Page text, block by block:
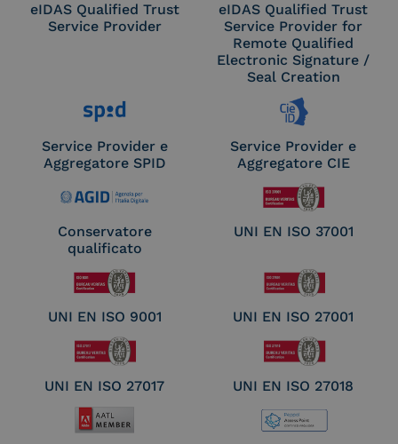
eIDAS Qualified Trust
Service Provider
eIDAS Qualified Trust
Service Provider for
Remote Qualified
Electronic Signature /
Seal Creation
Service Provider e
Aggregatore SPID
Service Provider e
Aggregatore CIE
Conservatore
qualificato
UNI EN ISO 37001
UNI EN ISO 9001 UNI EN ISO 27001
UNI EN ISO 27017 UNI EN ISO 27018